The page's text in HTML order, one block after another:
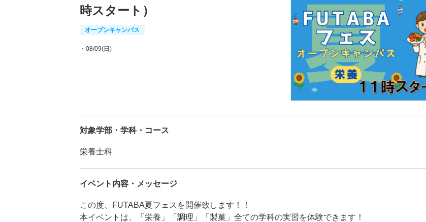
時スタート）
オープンキャンパス
・08/09(日)
対象学部・学科・コース
栄養士科
イベント内容・メッセージ
この度、FUTABA夏フェスを開催致します！！
本イベントは、「栄養」「調理」「製菓」全ての学科の実習を体験できます！